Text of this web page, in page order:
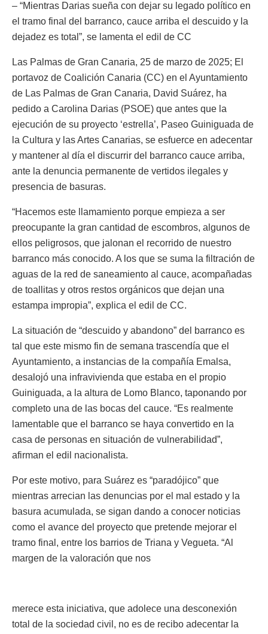
– “Mientras Darias sueña con dejar su legado político en
el tramo final del barranco, cauce arriba el descuido y la
dejadez es total”, se lamenta el edil de CC
Las Palmas de Gran Canaria, 25 de marzo de 2025; El
portavoz de Coalición Canaria (CC) en el Ayuntamiento
de Las Palmas de Gran Canaria, David Suárez, ha
pedido a Carolina Darias (PSOE) que antes que la
ejecución de su proyecto ‘estrella’, Paseo Guiniguada de
la Cultura y las Artes Canarias, se esfuerce en adecentar
y mantener al día el discurrir del barranco cauce arriba,
ante la denuncia permanente de vertidos ilegales y
presencia de basuras.
“Hacemos este llamamiento porque empieza a ser
preocupante la gran cantidad de escombros, algunos de
ellos peligrosos, que jalonan el recorrido de nuestro
barranco más conocido. A los que se suma la filtración de
aguas de la red de saneamiento al cauce, acompañadas
de toallitas y otros restos orgánicos que dejan una
estampa impropia”, explica el edil de CC.
La situación de “descuido y abandono” del barranco es
tal que este mismo fin de semana trascendía que el
Ayuntamiento, a instancias de la compañía Emalsa,
desalojó una infravivienda que estaba en el propio
Guiniguada, a la altura de Lomo Blanco, taponando por
completo una de las bocas del cauce. “Es realmente
lamentable que el barranco se haya convertido en la
casa de personas en situación de vulnerabilidad”,
afirman el edil nacionalista.
Por este motivo, para Suárez es “paradójico” que
mientras arrecian las denuncias por el mal estado y la
basura acumulada, se sigan dando a conocer noticias
como el avance del proyecto que pretende mejorar el
tramo final, entre los barrios de Triana y Vegueta. “Al
margen de la valoración que nos
merece esta iniciativa, que adolece una desconexión
total de la sociedad civil, no es de recibo adecentar la